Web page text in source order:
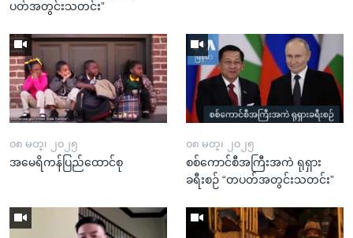
ပတ်အတွင်းသတင်း”
၀၈ မတ္၊ ၂၀၂၅
အမေရိကန်ပြည်ထောင်စု
၀၈ မတ္၊ ၂၀၂၅
စစ်ကောင်စီအကြီးအကဲ ရုရှား
ခရီးစဉ် “တပတ်အတွင်းသတင်း”